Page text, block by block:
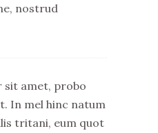
nostrud
sit amet, probo
In mel hinc natum
tritani, eum quot